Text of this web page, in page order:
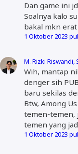
Dan game ini
Soalnya kalo
bakal mkn erat
1 Oktober 2023
M. Rizki Riswandi,
Wih, mantap
denger sih
baru sekilas
Btw, Among
temen-temen,
temen yang
1 Oktober 2023